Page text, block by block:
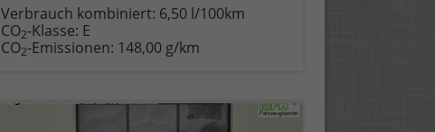
Verbrauch kombiniert: 6,50 l/100km
CO2-Klasse: E
CO2-Emissionen: 148,00 g/km